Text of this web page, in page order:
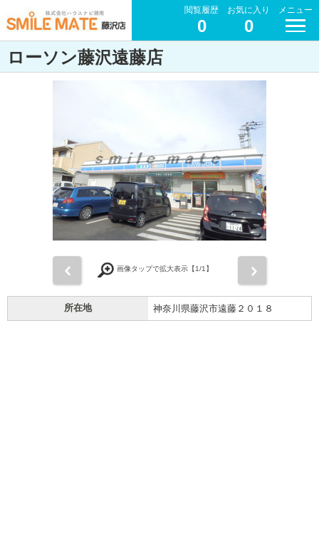
閲覧履歴
0
お気に入り
0
メニュー
ローソン藤沢遠藤店
画像タップで拡大表示【1/1】
所在地 神奈川県藤沢市遠藤２０１８